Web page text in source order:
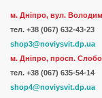
м. Дніпро, вул.
тел. +38 (067) 632-43-23
shop3@noviysvit.dp.ua
м. Дніпро, просп.
тел. +38 (067) 635-54-14
shop4@noviysvit.dp.ua